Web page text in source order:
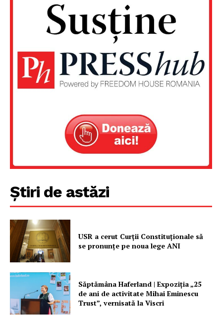
FREEDOM HOUSE ROMÂNIA
PRESShub
Despre noi / Echipa
Proiecte editoriale
Rețea
Contact
Știri de astăzi
USR a cerut Curții Constituționale să
se pronunțe pe noua lege ANI
Săptămâna Haferland | Expoziţia „25
de ani de activitate Mihai Eminescu
Trust”, vernisată la Viscri